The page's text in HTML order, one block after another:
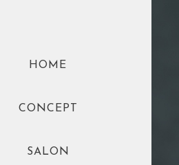
HOME
CONCEPT
SALON